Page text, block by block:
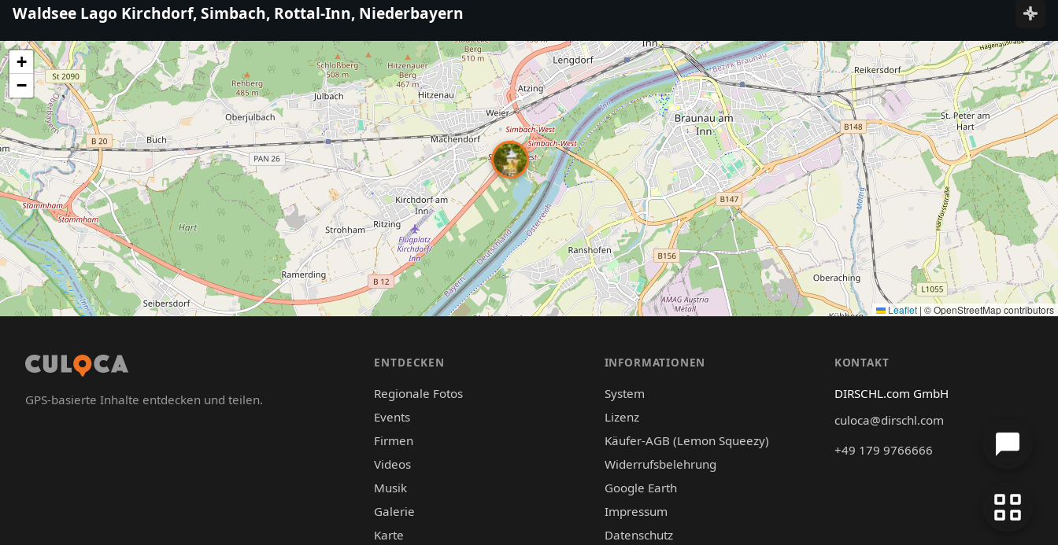
Waldsee Lago Kirchdorf, Simbach, Rottal-Inn, Niederbayern
+
−
Leaflet | © OpenStreetMap contributors
GPS-basierte Inhalte entdecken und teilen.
ENTDECKEN
Regionale Fotos
Events
Firmen
Videos
Musik
Galerie
Karte
INFORMATIONEN
System
Lizenz
Käufer-AGB (Lemon Squeezy)
Widerrufsbelehrung
Google Earth
Impressum
Datenschutz
KONTAKT
DIRSCHL.com GmbH
culoca@dirschl.com
+49 179 9766666